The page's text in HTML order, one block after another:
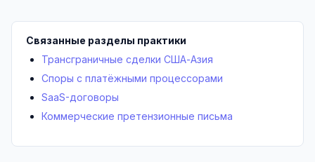
Связанные разделы практики
Трансграничные сделки США-Азия
Споры с платёжными процессорами
SaaS-договоры
Коммерческие претензионные письма